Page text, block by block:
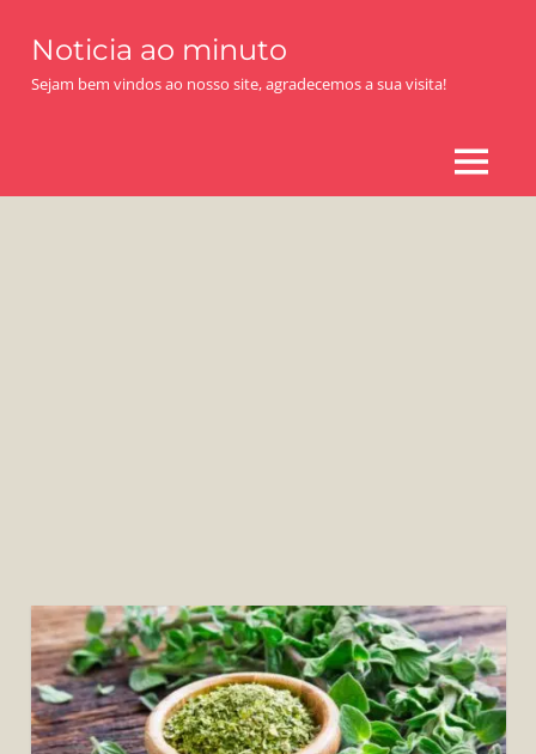
content
Noticia ao minuto
Sejam bem vindos ao nosso site, agradecemos a sua visita!
MENU